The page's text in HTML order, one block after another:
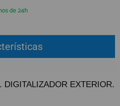
20:00h
de 24h
DIGITALIZADOR EXTERIOR.